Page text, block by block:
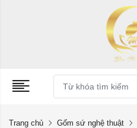
Trang chủ Gốm sứ nghệ thuật